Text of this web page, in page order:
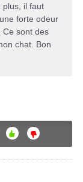
plus, il faut
forte odeur
Ce sont des
chat. Bon
OU
I
NO